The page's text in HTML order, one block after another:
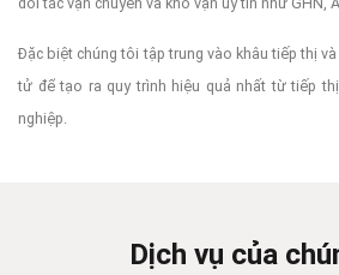
Đặc biệt chúng tôi tập trung vào khâu tiếp thị
tử để tạo ra quy trình hiệu quả nhất từ tiếp
nghiệp.
Dịch vụ của